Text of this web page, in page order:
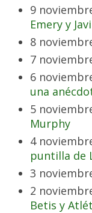
9
Emery y
8
7
6
una
5
Murphy
4
puntilla de
3
2
Betis y